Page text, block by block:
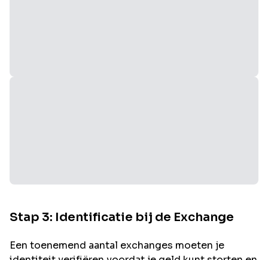
Stap 3: Identificatie bij de Exchange
Een toenemend aantal exchanges moeten je